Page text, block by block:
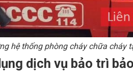
hệ thống phòng cháy chữa cháy
dịch vụ bảo trì